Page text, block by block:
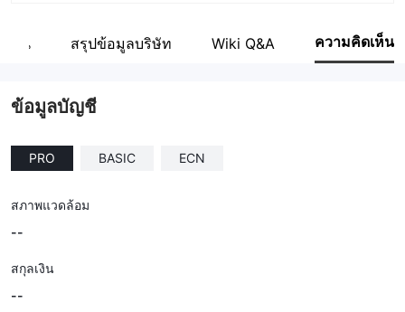
ชื่อบริษัท
งาน สรุปข้อมูลบริษัท Wiki Q&A ความคิดเห็น
ข้อมูลบัญชี
PRO BASIC ECN
สภาพแวดล้อม
--
สกุลเงิน
--